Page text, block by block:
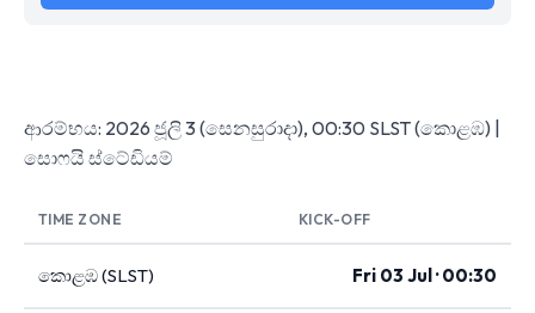
ආරම්භය: 2026 ජූලි 3 (සෙනසුරාදා), 00:30 SLST (කොළඹ) |
සොෆයි ස්ටේඩියම්
TIME ZONE KICK-OFF
කොළඹ (SLST) Fri 03 Jul · 00:30